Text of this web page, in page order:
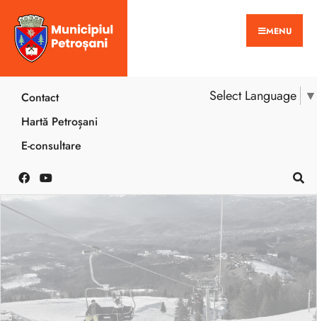
MENU
Select Language ▼
Contact
Hartă Petroșani
E-consultare